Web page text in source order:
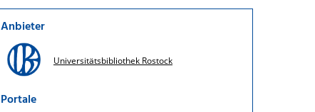
Anbieter
Universitätsbibliothek Rostock
Portale